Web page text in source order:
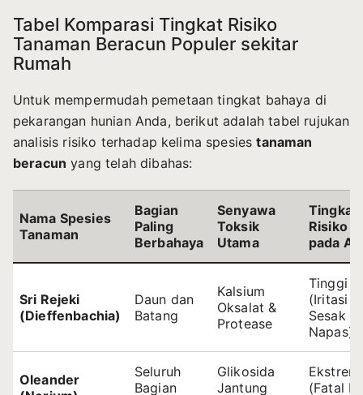
Tabel Komparasi Tingkat Risiko
Tanaman Beracun Populer sekitar
Rumah
Untuk mempermudah pemetaan tingkat bahaya di
pekarangan hunian Anda, berikut adalah tabel rujukan
analisis risiko terhadap kelima spesiestanaman
beracun yang telah dibahas:
Nama Spesies
Tanaman
Bagian
Paling
Berbahaya
Senyawa
Toksik
Utama
Tingkat
Risiko
pada
Sri Rejeki
(Dieffenbachia)
Daun dan
Batang
Kalsium
Oksalat &
Protease
Tinggi
(Iritasi &
Sesak
Napas)
Oleander
Seluruh
Bagian
Glikosida
Jantung
Ekstrem
(Fatal